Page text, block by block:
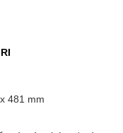
481 mm